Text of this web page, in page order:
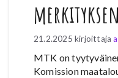
merkityksen
21.2.2025 kirjoittaja
MTK on
Komission